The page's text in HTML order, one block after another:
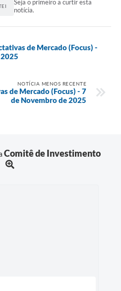
Seja o primeiro a curtir esta
notícia.
de Mercado (Focus) -
NOTÍCIA MENOS RECENTE
de Mercado (Focus) - 7
de Novembro de 2025
Comitê de Investimento